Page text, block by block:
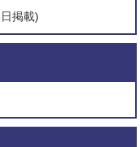
掲載)